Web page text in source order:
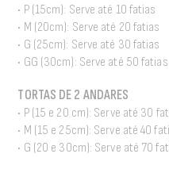
• P (15cm): Serve até 10 fatias
• M (20cm): Serve até 20 fatias
• G (25cm): Serve até 30 fatias
• GG (30cm): Serve até 50 fatias
TORTAS DE 2 ANDARES
• P (15 e 20 cm): Serve até 30
• M (15 e 25cm): Serve até 40
• G (20 e 30cm): Serve até 70